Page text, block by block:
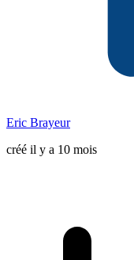
Eric Brayeur
créé il y a 10 mois